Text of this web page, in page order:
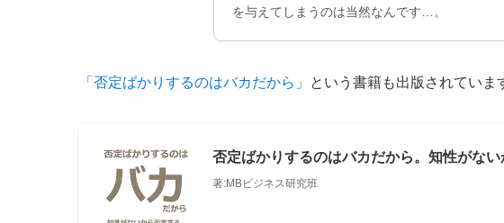
を与えてしまうのは当然なんです…。
「否定ばかりするのはバカだから」 という書籍も出版されていま
否定ばかりするのはバカだから。知性がない
著:MBビジネス研究班